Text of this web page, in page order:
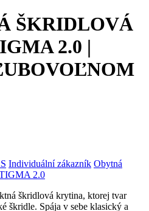
ŠKRIDLOVÁ
2.0 |
Individuální zákazník Obytná
2.0
škridlová krytina, ktorej tvar
škridle. Spája v sebe klasický a